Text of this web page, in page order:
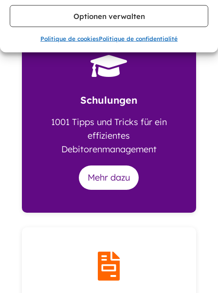
Optionen verwalten
Politique de cookiesPolitique de confidentialité

Schulungen
1001 Tipps und Tricks für ein
effizientes
Debitorenmanagement
Mehr dazu
